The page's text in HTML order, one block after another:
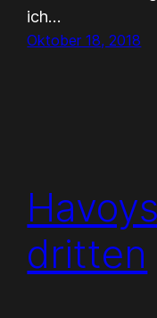
ich…
Oktober 18, 2018
dritten